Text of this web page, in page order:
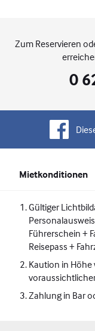
Zum Reservieren
0
Mietkonditionen
Gültiger
Führerschein +
Reisepass +
Kaution in
Zahlung in Bar